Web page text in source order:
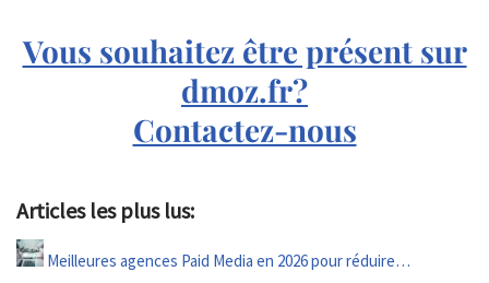
Vous souhaitez être présent sur
dmoz.fr?
Contactez-nous
Articles les plus lus:
Meilleures agences Paid Media en 2026 pour réduire…